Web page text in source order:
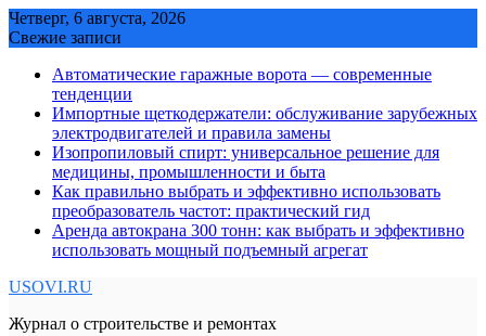
Skip
to
Четверг, 6 августа, 2026
Свежие записи
Автоматические гаражные ворота — современные
тенденции
Импортные щеткодержатели: обслуживание зарубежных
электродвигателей и правила замены
Изопропиловый спирт: универсальное решение для
медицины, промышленности и быта
Как правильно выбрать и эффективно использовать
преобразователь частот: практический гид
Аренда автокрана 300 тонн: как выбрать и эффективно
использовать мощный подъемный агрегат
USOVI.RU
Журнал о строительстве и ремонтах